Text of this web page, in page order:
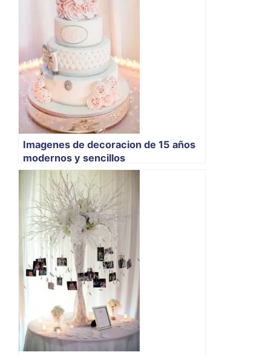
Imagenes de decoracion de 15 años
modernos y sencillos